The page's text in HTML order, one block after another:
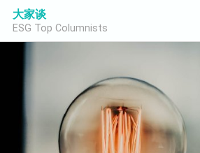
大家谈
ESG Top Columnists